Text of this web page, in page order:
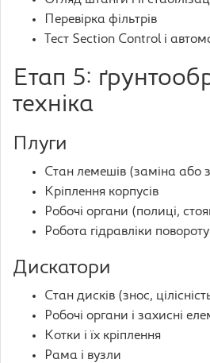
Перевірка фільтрів
Тест Section Control і
Етап 5:
техніка
Плуги
Стан лемешів (заміна або
Кріплення корпусів
Робочі органи (полиці,
Робота гідравліки
Дискатори
Стан дисків (знос,
Робочі органи і захисні
Котки і їх кріплення
Рама і вузли